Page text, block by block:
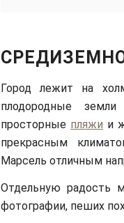
Город лежит на
плодородные земли
просторные пляжи и
прекрасным
Марсель отличным
Отдельную радость
фотографии, пеших